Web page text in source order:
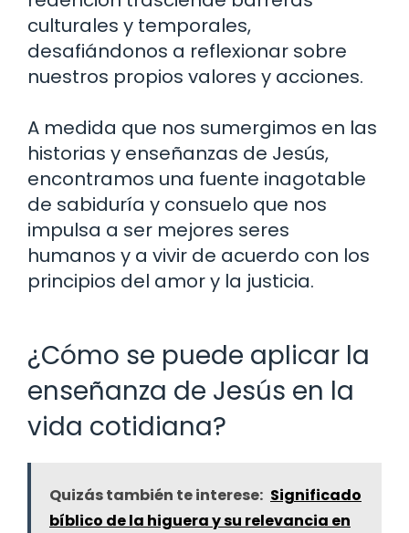
culturales y temporales,
desafiándonos a reflexionar sobre
nuestros propios valores y acciones.
A medida que nos sumergimos en las
historias y enseñanzas de Jesús,
encontramos una fuente inagotable
de sabiduría y consuelo que nos
impulsa a ser mejores seres
humanos y a vivir de acuerdo con los
principios del amor y la justicia.
¿Cómo se puede aplicar la
enseñanza de Jesús en la
vida cotidiana?
Quizás también te interese: Significado
bíblico de la higuera y su relevancia en